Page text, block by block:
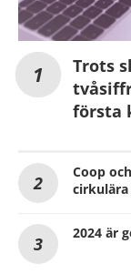
Trots
första
Coop
cirkulära
2024 är